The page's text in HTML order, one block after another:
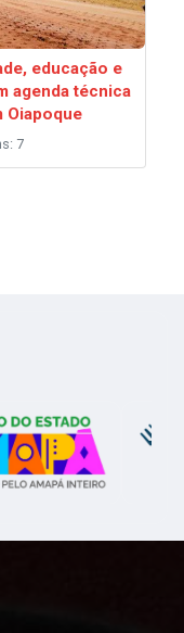
educação e
agenda técnica
Oiapoque
7